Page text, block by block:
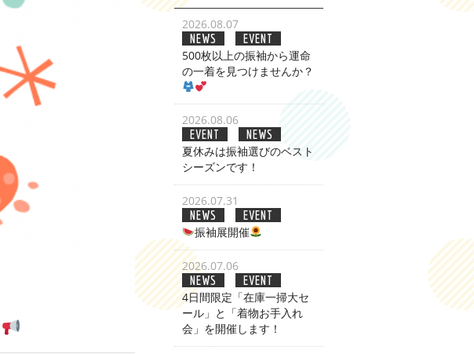
2026.08.07
NEWS EVENT
500枚以上の振袖から運命
の一着を見つけませんか？
2026.08.06
EVENT NEWS
夏休みは振袖選びのベスト
シーズンです！
2026.07.31
NEWS EVENT
振袖展開催
2026.07.06
NEWS EVENT
4日間限定「在庫一掃大セ
ール」と「着物お手入れ
会」を開催します！